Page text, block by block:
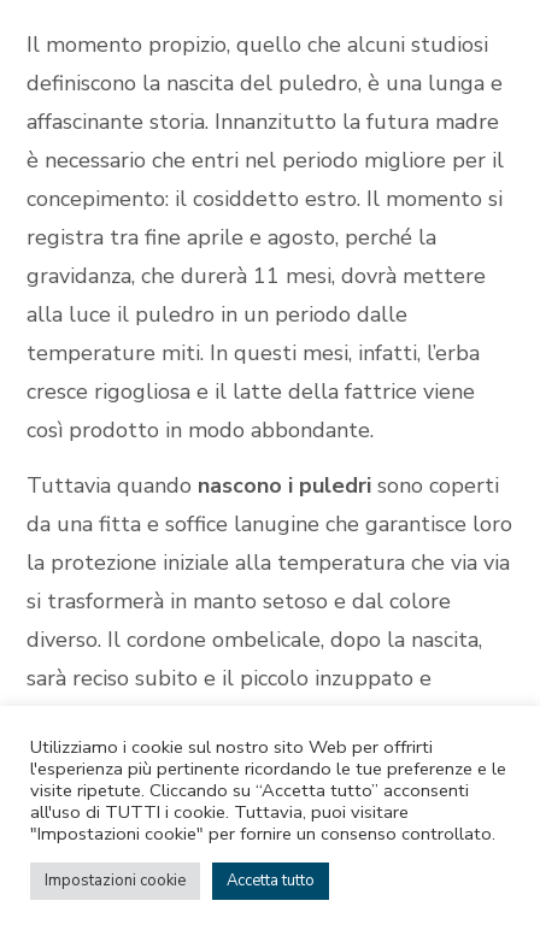
Il momento propizio, quello che alcuni studiosi
definiscono la nascita del puledro, è una lunga e
affascinante storia. Innanzitutto la futura madre
è necessario che entri nel periodo migliore per il
concepimento: il cosiddetto estro. Il momento si
registra tra fine aprile e agosto, perché la
gravidanza, che durerà 11 mesi, dovrà mettere
alla luce il puledro in un periodo dalle
temperature miti. In questi mesi, infatti, l’erba
cresce rigogliosa e il latte della fattrice viene
così prodotto in modo abbondante.
Tuttavia quando nascono i puledri sono coperti
da una fitta e soffice lanugine che garantisce loro
la protezione iniziale alla temperatura che via via
si trasformerà in manto setoso e dal colore
diverso. Il cordone ombelicale, dopo la nascita,
sarà reciso subito e il piccolo inzuppato e
di forze. Avrà gli zoccoli piccoli e morbidi ma se
occorre questi gli permetterebbero sotto
attacco di correre via.
Sua madre inizierà a leccarlo per impregnarlo
Utilizziamo i cookie sul nostro sito Web per offrirti
l'esperienza più pertinente ricordando le tue preferenze e le
visite ripetute. Cliccando su “Accetta tutto” acconsenti
all'uso di TUTTI i cookie. Tuttavia, puoi visitare
"Impostazioni cookie" per fornire un consenso controllato.
Impostazioni cookie Accetta tutto